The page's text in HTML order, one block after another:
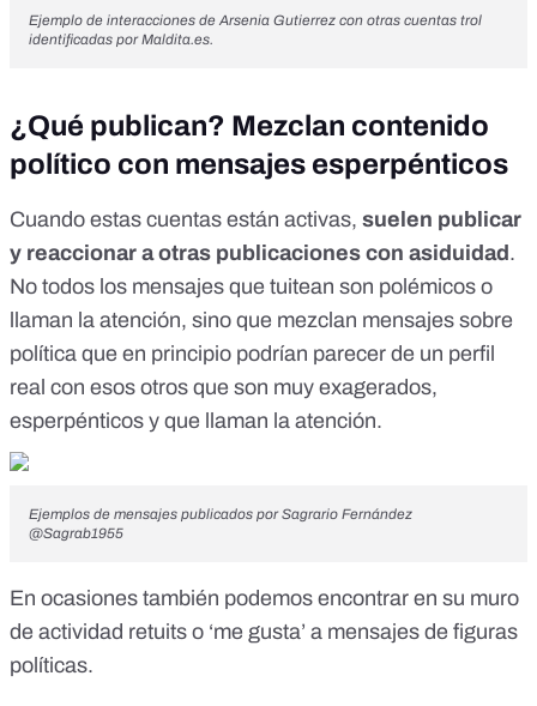
Ejemplo de interacciones de Arsenia Gutierrez con otras cuentas trol
identificadas porMaldita.es.
¿Qué publican? Mezclan contenido
político con mensajes esperpénticos
Cuando estas cuentas están activas, suelen publicar
y reaccionar a otras publicaciones con asiduidad .
No todos los mensajes que tuitean son polémicos o
llaman la atención, sino que mezclan mensajes sobre
política que en principio podrían parecer de un perfil
real con esos otros que son muy exagerados,
esperpénticos y que llaman la atención.
Ejemplos de mensajes publicados por Sagrario Fernández
@Sagrab1955
En ocasiones también podemos encontrar en su muro
de actividad retuits o ‘me gusta’ a mensajes de figuras
políticas.